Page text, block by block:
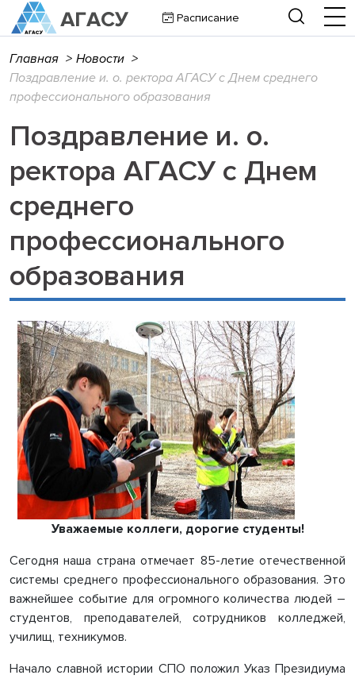
Расписание
Главная > Новости >
Поздравление и. о. ректора АГАСУ с Днем среднего
профессионального образования
Поздравление и. о.
ректора АГАСУ с Днем
среднего
профессионального
образования
Уважаемые коллеги, дорогие студенты!
Сегодня наша страна отмечает 85-летие отечественной
системы среднего профессионального образования. Это
важнейшее событие для огромного количества людей –
студентов, преподавателей, сотрудников колледжей,
училищ, техникумов.
Начало славной истории СПО положил Указ Президиума